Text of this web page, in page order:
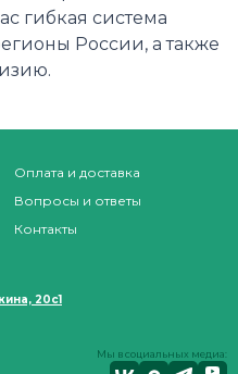
гибкая система
России, а также
Оплата и доставка
Вопросы и ответы
Контакты
20с1
Мы в социальных медиа: